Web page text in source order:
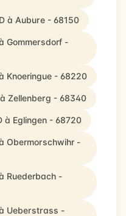
à Aubure - 68150
Gommersdorf -
Knoeringue - 68220
Zellenberg - 68340
à Eglingen - 68720
Obermorschwihr -
Ruederbach -
Ueberstrass -